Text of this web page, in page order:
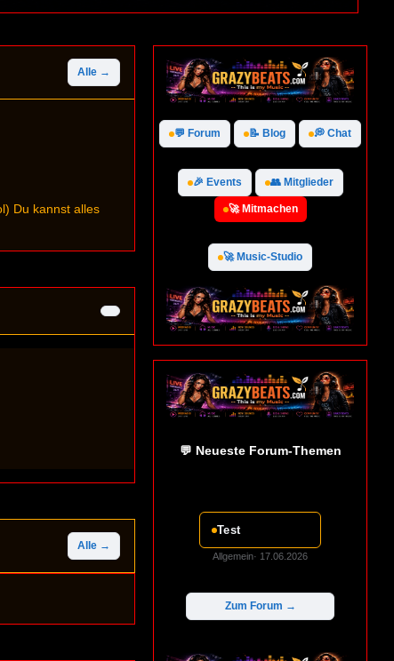
Alle →
Du kannst alles
Alle →
💬 Forum 📝 Blog 💭 Chat
🎉 Events 👥 Mitglieder
🚀 Mitmachen
🚀 Music-Studio
💬 Neueste Forum-Themen
Test
Allgemein· 17.06.2026
Zum Forum →